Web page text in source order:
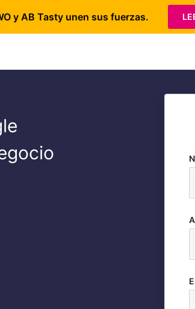
y AB Tasty unen sus fuerzas.